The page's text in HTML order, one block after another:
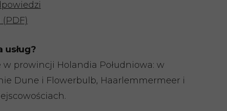
prowincji Holandia Południowa: w
Dune i Flowerbulb, Haarlemmermeer i